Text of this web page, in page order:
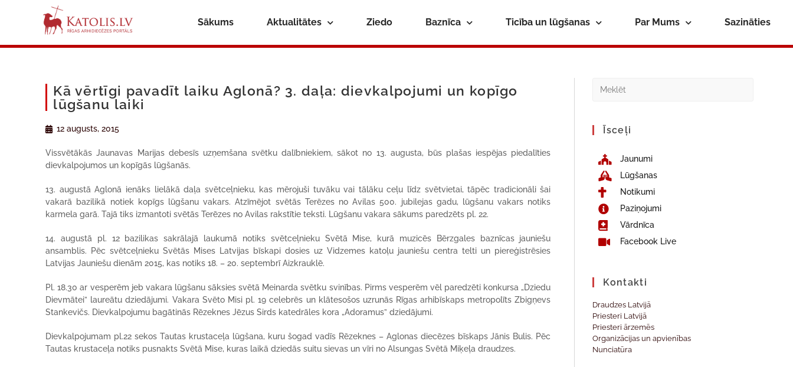
Sākums Aktualitātes Ziedo Baznīca Ticība un lūgšanas Par Mums Sazināties
Kā vērtīgi pavadīt laiku Aglonā? 3. daļa: dievkalpojumi un kopīgo
lūgšanu laiki
12 augusts, 2015
Vissvētākās Jaunavas Marijas debesīs uzņemšana svētku dalībniekiem, sākot no 13. augusta, būs plašas iespējas piedalīties
dievkalpojumos un kopīgās lūgšanās.
13. augustā Aglonā ienāks lielākā daļa svētceļnieku, kas mērojuši tuvāku vai tālāku ceļu līdz svētvietai, tāpēc tradicionāli šai
vakarā bazilikā notiek kopīgs lūgšanu vakars. Atzīmējot svētās Terēzes no Avilas 500. jubilejas gadu, lūgšanu vakars notiks
karmela garā. Tajā tiks izmantoti svētās Terēzes no Avilas rakstītie teksti. Lūgšanu vakara sākums paredzēts pl. 22.
14. augustā pl. 12 bazilikas sakrālajā laukumā notiks svētceļnieku Svētā Mise, kurā muzicēs Bērzgales baznīcas jauniešu
ansamblis. Pēc svētceļnieku Svētās Mises Latvijas bīskapi dosies uz Vidzemes katoļu jauniešu centra telti un piereģistrēsies
Latvijas Jauniešu dienām 2015, kas notiks 18. – 20. septembrī Aizkrauklē.
Pl. 18.30 ar vesperēm jeb vakara lūgšanu sāksies svētā Meinarda svētku svinības. Pirms vesperēm vēl paredzēti konkursa „Dziedu
Dievmātei” laureātu dziedājumi. Vakara Svēto Misi pl. 19 celebrēs un klātesošos uzrunās Rīgas arhibīskaps metropolīts Zbigņevs
Stankevičs. Dievkalpojumu bagātinās Rēzeknes Jēzus Sirds katedrāles kora „Adoramus” dziedājumi.
Dievkalpojumam pl.22 sekos Tautas krustaceļa lūgšana, kuru šogad vadīs Rēzeknes – Aglonas diecēzes bīskaps Jānis Bulis. Pēc
Tautas krustaceļa notiks pusnakts Svētā Mise, kuras laikā dziedās suitu sievas un vīri no Alsungas Svētā Miķeļa draudzes.
Īsceļi
Jaunumi
Lūgšanas
Notikumi
Paziņojumi
Vārdnīca
Facebook Live
Kontakti
Draudzes Latvijā
Priesteri Latvijā
Priesteri ārzemēs
Organizācijas un apvienības
Nunciatūra